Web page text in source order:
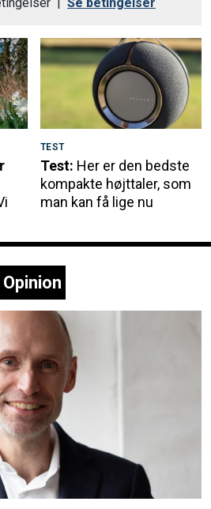
TEST
Test: Her er den bedste
kompakte højttaler, som
man kan få lige nu
Opinion